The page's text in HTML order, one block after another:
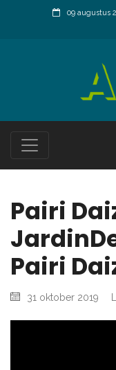
09 augustus
Pairi
Pairi
31 oktober 2019